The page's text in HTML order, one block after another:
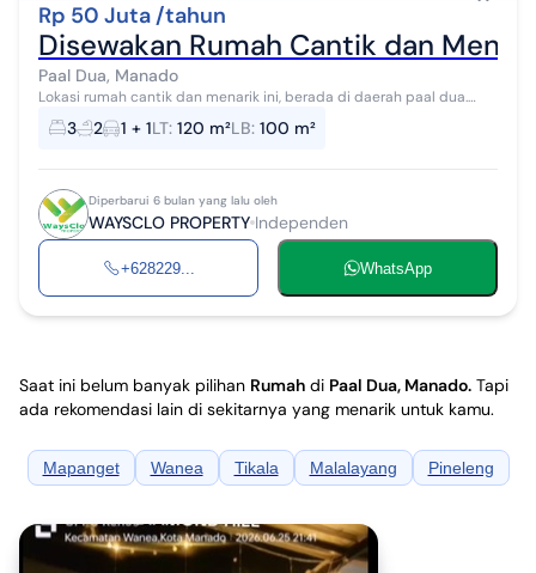
Rp 50 Juta /tahun
Disewakan Rumah Cantik dan
Paal Dua, Manado
Lokasi rumah cantik dan menarik ini, berada di daerah paal dua.
Daerah pusat kota manado, dengan akses kemana saja sangat
mudah. Spesifikasi : ...
3 2 1 + 1LT: 120 m²LB: 100 m²
Diperbarui 6 bulan yang lalu oleh
WAYSCLO PROPERTY Independen
+628229... WhatsApp
Saat ini belum banyak pilihan Rumah di Paal Dua, Manado. Tapi
ada rekomendasi lain di sekitarnya yang menarik untuk kamu.
Mapanget Wanea Tikala Malalayang Pineleng